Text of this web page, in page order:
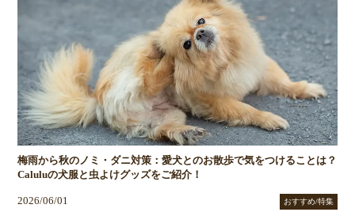
梅雨から秋のノミ・ダニ対策：愛犬とのお散歩で気をつけることは？
Caluluの犬服と虫よけグッズをご紹介！
2026/06/01 おすすめ/特集